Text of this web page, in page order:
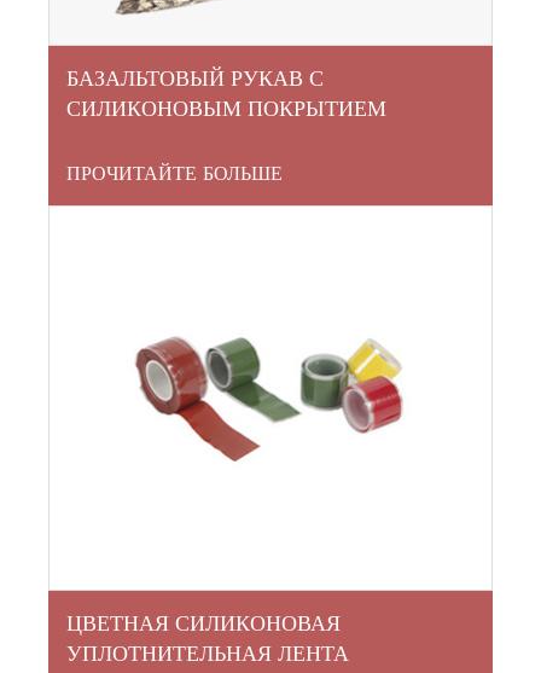
БАЗАЛЬТОВЫЙ РУКАВ С
СИЛИКОНОВЫМ ПОКРЫТИЕМ
ПРОЧИТАЙТЕ БОЛЬШЕ
ЦВЕТНАЯ СИЛИКОНОВАЯ
УПЛОТНИТЕЛЬНАЯ ЛЕНТА